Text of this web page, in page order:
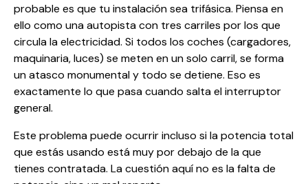
probable es que tu instalación sea trifásica. Piensa en
ello como una autopista con tres carriles por los que
circula la electricidad. Si todos los coches (cargadores,
maquinaria, luces) se meten en un solo carril, se forma
un atasco monumental y todo se detiene. Eso es
exactamente lo que pasa cuando salta el interruptor
general.
Este problema puede ocurrir incluso si la potencia total
que estás usando está muy por debajo de la que
tienes contratada. La cuestión aquí no es la falta de